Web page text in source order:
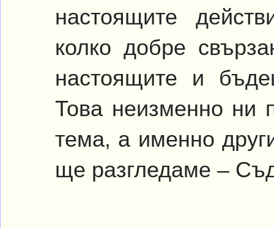
настоящите
колко добре
настоящите и
Това неизменно ни
тема, а именно
ще разгледаме –